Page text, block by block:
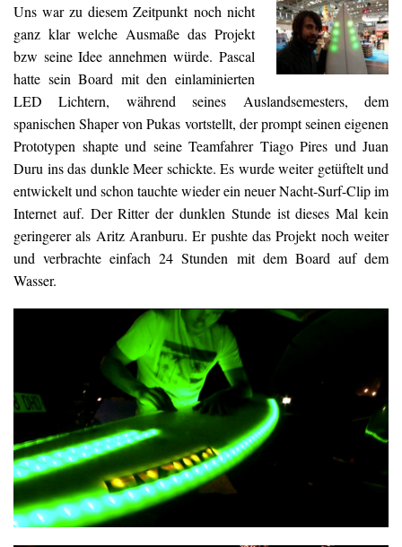
Uns war zu diesem Zeitpunkt noch nicht
ganz klar welche Ausmaße das Projekt
bzw seine Idee annehmen würde. Pascal
hatte sein Board mit den einlaminierten
LED Lichtern, während seines Auslandsemesters, dem
spanischen Shaper von Pukas vortstellt, der prompt seinen eigenen
Prototypen shapte und seine Teamfahrer Tiago Pires und Juan
Duru ins das dunkle Meer schickte. Es wurde weiter getüftelt und
entwickelt und schon tauchte wieder ein neuer Nacht-Surf-Clip im
Internet auf. Der Ritter der dunklen Stunde ist dieses Mal kein
geringerer als Aritz Aranburu. Er pushte das Projekt noch weiter
und verbrachte einfach 24 Stunden mit dem Board auf dem
Wasser.